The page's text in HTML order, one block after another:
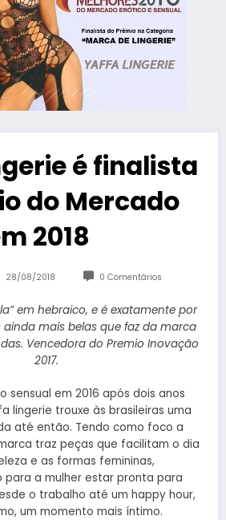
é finalista
do Mercado
2018
28/08/2018 0 Comentários
em hebraico, e é exatamente por
mais belas que faz da marca
Vencedora do Premio Inovação
2017.
sensual em 2016 após dois anos
lingerie trouxe às brasileiras uma
até então. Tendo como foco a
traz peças que facilitam o dia
e as formas femininas,
a mulher estar pronta para
o trabalho até um happy hour,
um momento mais íntimo.